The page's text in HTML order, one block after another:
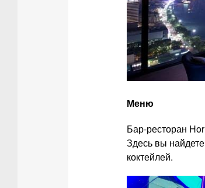
Меню
Бар-ресторан
Здесь вы
коктейлей.